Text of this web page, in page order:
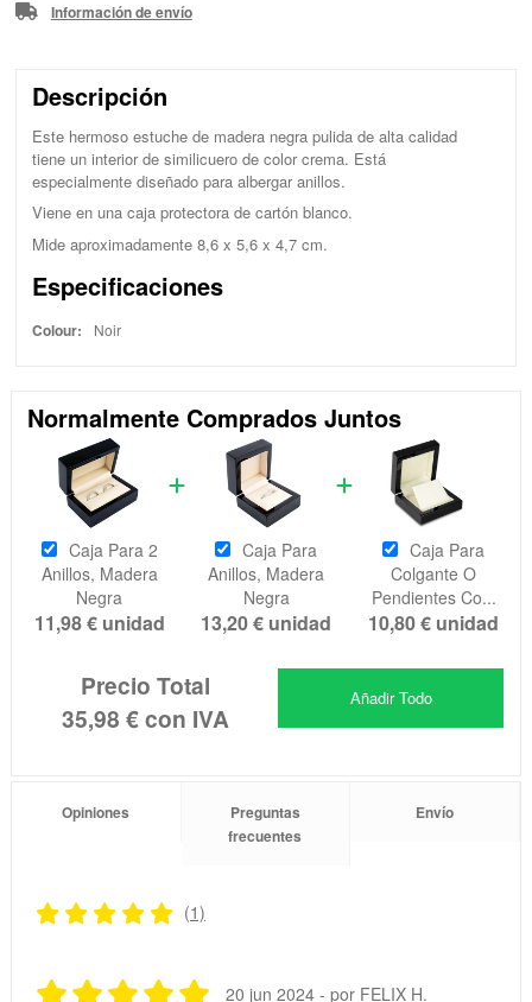
Información de envío
Descripción
Este hermoso estuche de madera negra pulida de alta calidad
tiene un interior de similicuero de color crema. Está
especialmente diseñado para albergar anillos.
Viene en una caja protectora de cartón blanco.
Mide aproximadamente 8,6 x 5,6 x 4,7 cm.
Especificaciones
Colour: Noir
Normalmente Comprados Juntos
Caja Para 2
Anillos, Madera
Negra
11,98 € unidad
Caja Para
Anillos, Madera
Negra
13,20 € unidad
Caja Para
Colgante O
Pendientes Co...
10,80 € unidad
Precio Total
35,98 €con IVA
Añadir Todo
Opiniones
Preguntas
frecuentes
Envío
(1)
20 jun 2024 - por FELIX H.